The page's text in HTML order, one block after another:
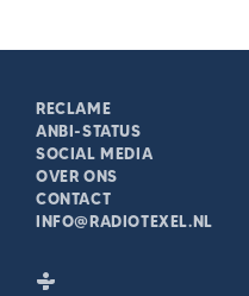
RECLAME
ANBI-STATUS
SOCIAL MEDIA
OVER ONS
CONTACT
INFO@RADIOTEXEL.NL